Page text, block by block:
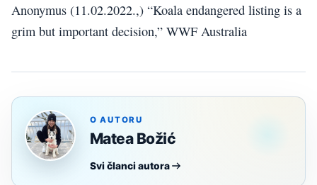
Anonymus (11.02.2022.,) “Koala endangered listing is a
grim but important decision,” WWF Australia
O AUTORU
Matea Božić
Svi članci autora